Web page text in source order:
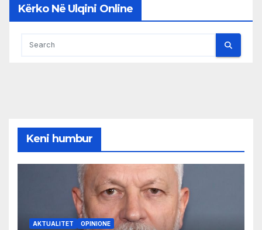
Kërko Në Ulqini Online
Keni humbur
AKTUALITET OPINIONE